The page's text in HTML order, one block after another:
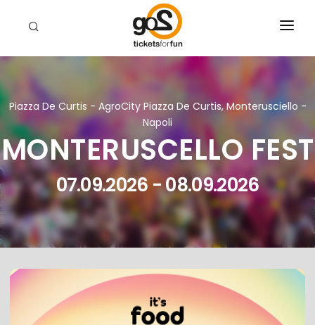
EVENTI
CHI SIAMO
RIVENDITORI
CERCA
Piazza De Curtis - AgroCity Piazza De Curtis, Monterusciello -
Napoli
MONTERUSCELLO FEST
07.09.2026 - 08.09.2026